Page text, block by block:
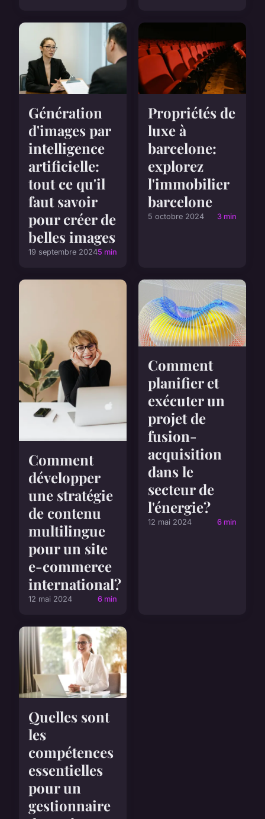
Génération
d'images par
intelligence
artificielle:
tout ce qu'il
faut savoir
pour créer de
belles images
19 septembre 20245 min
Propriétés de
luxe à
barcelone:
explorez
l'immobilier
barcelone
5 octobre 2024 3 min
Comment
développer
une stratégie
de contenu
multilingue
pour un site
e-commerce
international?
12 mai 2024 6 min
Comment
planifier et
exécuter un
projet de
fusion-
acquisition
dans le
secteur de
l'énergie?
12 mai 2024 6 min
Quelles sont
les
compétences
essentielles
pour un
gestionnaire